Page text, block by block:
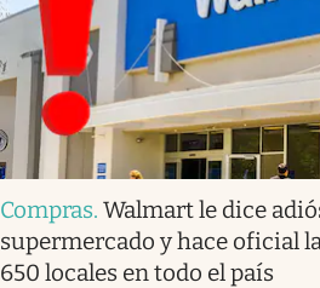
Compras. Walmart le dice
supermercado y hace oficial
650 locales en todo el país